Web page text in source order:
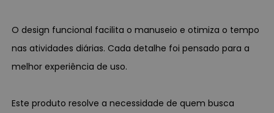
O design funcional facilita o manuseio e otimiza o tempo
nas atividades diárias. Cada detalhe foi pensado para a
melhor experiência de uso.
Este produto resolve a necessidade de quem busca